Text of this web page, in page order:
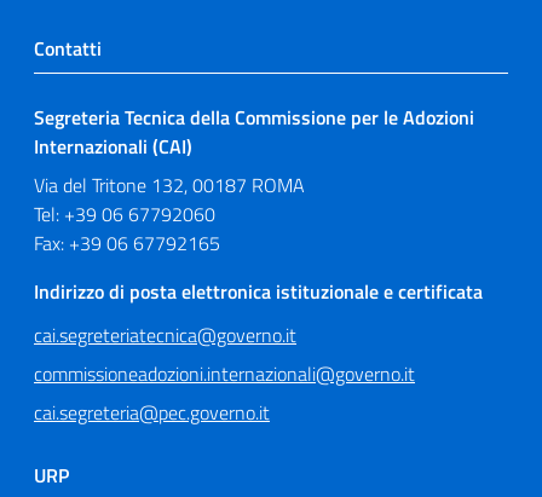
Contatti
Segreteria Tecnica della Commissione per le Adozioni
Internazionali (CAI)
Via del Tritone 132, 00187 ROMA
Tel: +39 06 67792060
Fax: +39 06 67792165
Indirizzo di posta elettronica istituzionale e certificata
cai.segreteriatecnica@governo.it
commissioneadozioni.internazionali@governo.it
cai.segreteria@pec.governo.it
URP